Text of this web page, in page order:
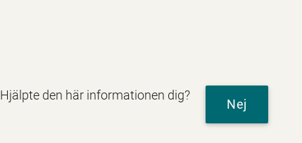
Hjälpte den här informationen dig?
Nej